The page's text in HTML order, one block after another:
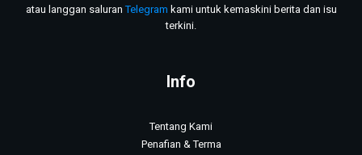
atau langgan saluranTelegram kami untuk kemaskini berita dan isu
terkini.
Info
Tentang Kami
Penafian & Terma